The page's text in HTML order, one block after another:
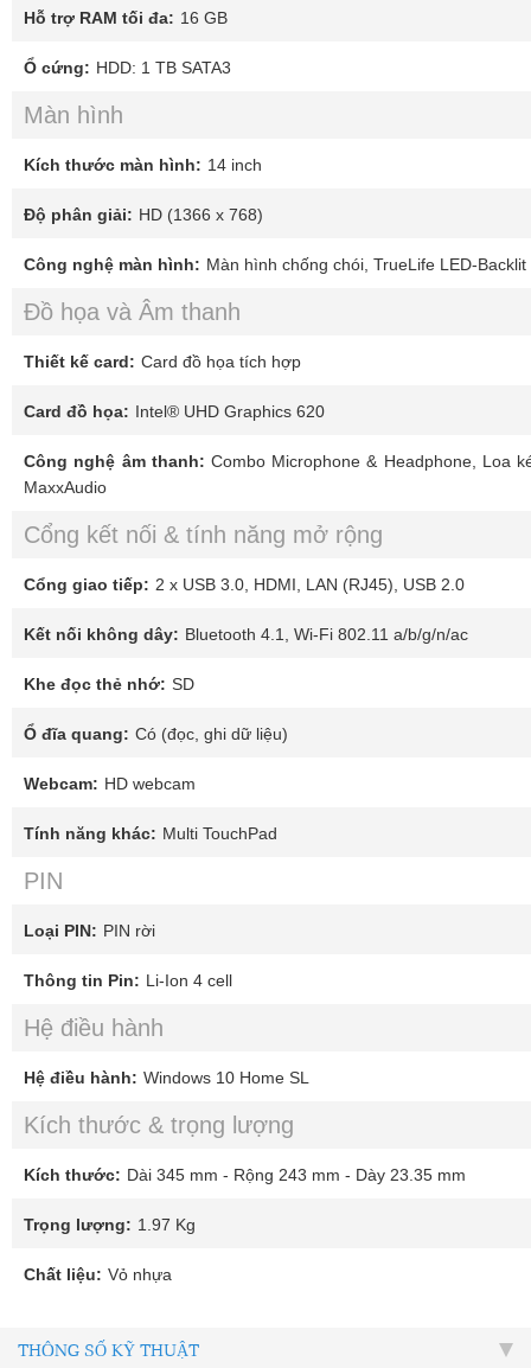
Hỗ trợ RAM tối đa: 16 GB
Ổ cứng: HDD: 1 TB SATA3
Màn hình
Kích thước màn hình: 14 inch
Độ phân giải: HD (1366 x 768)
Công nghệ màn hình: Màn hình chống chói, TrueLife LED-Backlit
Đồ họa và Âm thanh
Thiết kế card: Card đồ họa tích hợp
Card đồ họa: Intel® UHD Graphics 620
Công nghệ âm thanh: Combo Microphone & Headphone, Loa
MaxxAudio
Cổng kết nối & tính năng mở rộng
Cổng giao tiếp: 2 x USB 3.0, HDMI, LAN (RJ45), USB 2.0
Kết nối không dây: Bluetooth 4.1, Wi-Fi 802.11 a/b/g/n/ac
Khe đọc thẻ nhớ: SD
Ổ đĩa quang: Có (đọc, ghi dữ liệu)
Webcam: HD webcam
Tính năng khác: Multi TouchPad
PIN
Loại PIN: PIN rời
Thông tin Pin: Li-Ion 4 cell
Hệ điều hành
Hệ điều hành: Windows 10 Home SL
Kích thước & trọng lượng
Kích thước: Dài 345 mm - Rộng 243 mm - Dày 23.35 mm
Trọng lượng: 1.97 Kg
Chất liệu: Vỏ nhựa
THÔNG SỐ KỸ THUẬT